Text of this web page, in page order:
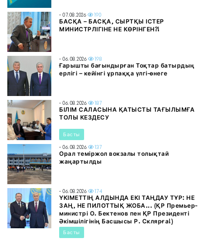
- 07.08.2026 190
БАСҚА – БАСҚА, СЫРТҚЫ ІСТЕР
МИНИСТРЛІГІНЕ НЕ КӨРІНГЕН?!
- 06.08.2026 198
Ғарышты бағындырған Тоқтар батырдың
ерлігі – кейінгі ұрпаққа үлгі-өнеге
- 06.08.2026 187
БІЛІМ САЛАСЫНА ҚАТЫСТЫ ТАҒЫЛЫМҒА
ТОЛЫ КЕЗДЕСУ
Басты
- 06.08.2026 137
Орал теміржол вокзалы толықтай
жаңартылды
- 06.08.2026 174
ҮКІМЕТТІҢ АЛДЫНДА ЕКІ ТАҢДАУ ТҰР: НЕ
ЗАҢ, НЕ ПИЛОТТЫҚ ЖОБА... (ҚР Премьер-
министрі О. Бектенов пен ҚР Президенті
Әкімшілігінің Басшысы Р. Склярға!)
Басты